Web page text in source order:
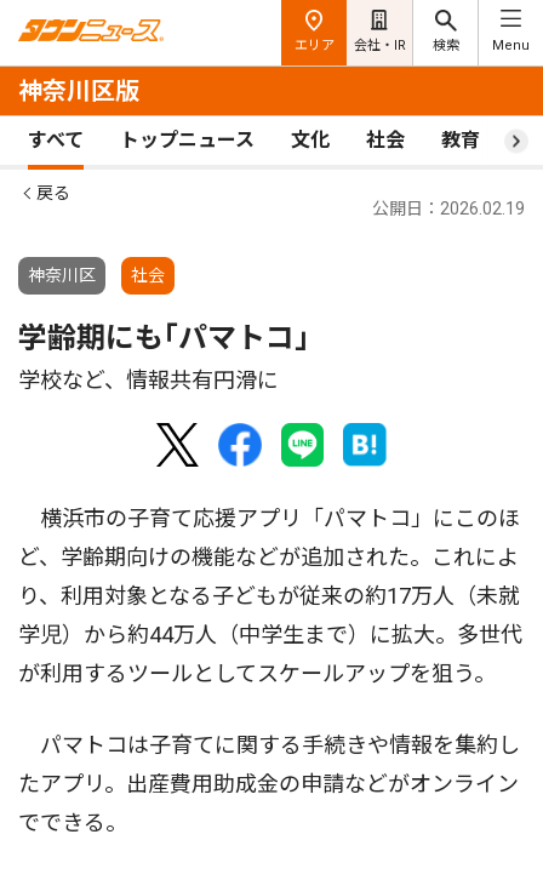
エリア 会社・IR 検索 Menu
神奈川区版
すべて トップニュース 文化 社会 教育 ス
戻る
神奈川区 社会
公開日：2026.02.19
学齢期にも｢パマトコ｣
学校など、情報共有円滑に
横浜市の子育て応援アプリ「パマトコ」にこのほ
ど、学齢期向けの機能などが追加された。これによ
り、利用対象となる子どもが従来の約17万人（未就
学児）から約44万人（中学生まで）に拡大。多世代
が利用するツールとしてスケールアップを狙う。
パマトコは子育てに関する手続きや情報を集約し
たアプリ。出産費用助成金の申請などがオンライン
でできる。